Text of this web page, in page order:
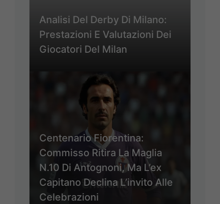
Analisi Del Derby Di Milano:
Prestazioni E Valutazioni Dei
Giocatori Del Milan
Centenario Fiorentina:
Commisso Ritira La Maglia
N.10 Di Antognoni, Ma L’ex
Capitano Declina L’invito Alle
Celebrazioni